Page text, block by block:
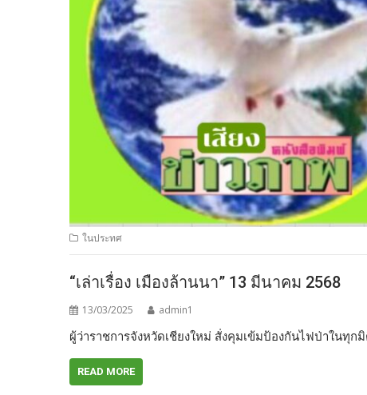
ในประทศ
“เล่าเรื่อง เมืองล้านนา” 13 มีนาคม 2568
13/03/2025 admin1
ผู้ว่าราชการจังหวัดเชียงใหม่ สั่งคุมเข้มป้องกันไฟป่าในทุ
READ MORE